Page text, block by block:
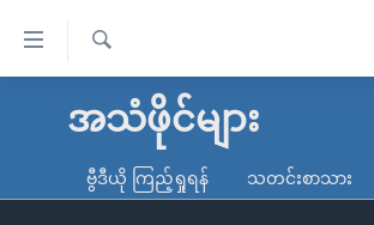
လွယ်ကူ
သည့်
မူလစာမျက်နှာ
ကမ္ဘာ့သတင်းများ
ရ
အသံဖိုင်များ
ဗွီဒီယို ကြည့်ရှုရန် သတင်းစာသား